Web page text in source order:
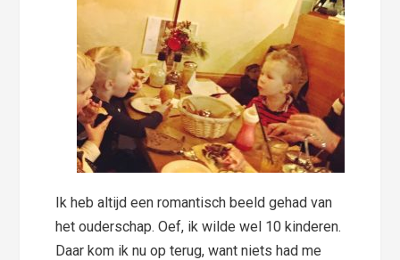
Ik heb altijd een romantisch beeld gehad van
het ouderschap. Oef, ik wilde wel 10 kinderen.
Daar kom ik nu op terug, want niets had me